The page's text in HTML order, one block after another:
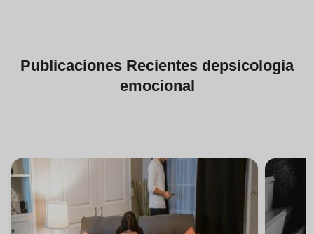
Publicaciones Recientes depsicologia
emocional